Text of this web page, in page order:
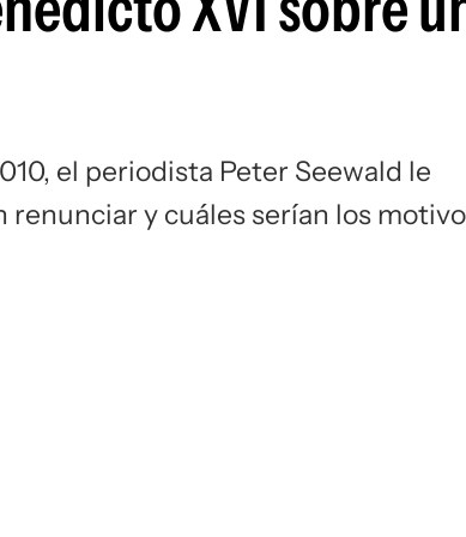
el periodista Peter Seewald le
y cuáles serían los